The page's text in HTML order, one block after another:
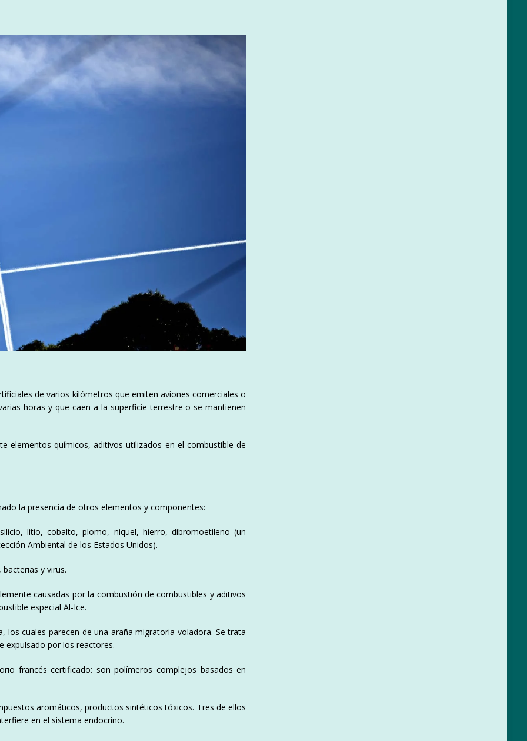
de varios kilómetros que emiten aviones comerciales o
horas y que caen a la superficie terrestre o se mantienen
elementos químicos, aditivos utilizados en el combustible de
la presencia de otros elementos y componentes:
litio, cobalto, plomo, niquel, hierro, dibromoetileno (un
Ambiental de los Estados Unidos).
y virus.
causadas por la combustión de combustibles y aditivos
especial Al-Ice.
cuales parecen de una araña migratoria voladora. Se trata
expulsado por los reactores.
francés certificado: son polímeros complejos basados en
aromáticos, productos sintéticos tóxicos. Tres de ellos
en el sistema endocrino.